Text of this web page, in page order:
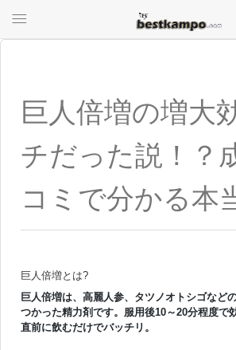
巨人倍増の増大
チだった説！？
コミで分かる本
巨人倍増とは?
巨人倍増は、高麗人参、タツノオトシゴなど
つかった精力剤です。服用後10～20分程度で
直前に飲むだけでバッチリ。